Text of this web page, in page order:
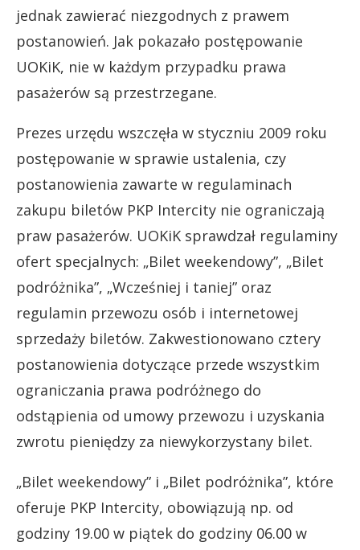
jednak zawierać niezgodnych z prawem
postanowień. Jak pokazało postępowanie
UOKiK, nie w każdym przypadku prawa
pasażerów są przestrzegane.
Prezes urzędu wszczęła w styczniu 2009 roku
postępowanie w sprawie ustalenia, czy
postanowienia zawarte w regulaminach
zakupu biletów PKP Intercity nie ograniczają
praw pasażerów. UOKiK sprawdzał regulaminy
ofert specjalnych: „Bilet weekendowy”, „Bilet
podróżnika”, „Wcześniej i taniej” oraz
regulamin przewozu osób i internetowej
sprzedaży biletów. Zakwestionowano cztery
postanowienia dotyczące przede wszystkim
ograniczania prawa podróżnego do
odstąpienia od umowy przewozu i uzyskania
zwrotu pieniędzy za niewykorzystany bilet.
„Bilet weekendowy” i „Bilet podróżnika”, które
oferuje PKP Intercity, obowiązują np. od
godziny 19.00 w piątek do godziny 06.00 w